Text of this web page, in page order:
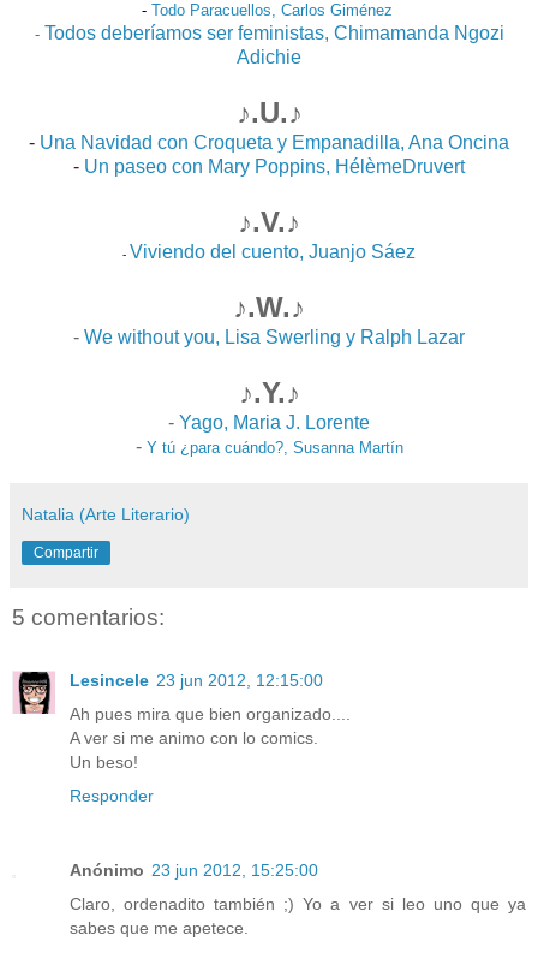
- Todo Paracuellos, Carlos Giménez
- Todos deberíamos ser feministas, Chimamanda Ngozi
Adichie
♪.U.♪
- Una Navidad con Croqueta y Empanadilla, Ana Oncina
- Un paseo con Mary Poppins, HélèmeDruvert
♪.V.♪
- Viviendo del cuento, Juanjo Sáez
♪.W.♪
- We without you, Lisa Swerling y Ralph Lazar
♪.Y.♪
- Yago, Maria J. Lorente
- Y tú ¿para cuándo?, Susanna Martín
Natalia (Arte Literario)
Compartir
5 comentarios:
Lesincele 23 jun 2012, 12:15:00
Ah pues mira que bien organizado....
A ver si me animo con lo comics.
Un beso!
Responder
Anónimo 23 jun 2012, 15:25:00
Claro, ordenadito también ;) Yo a ver si leo uno que ya
sabes que me apetece.